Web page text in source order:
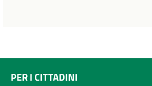
PER I CITTADINI